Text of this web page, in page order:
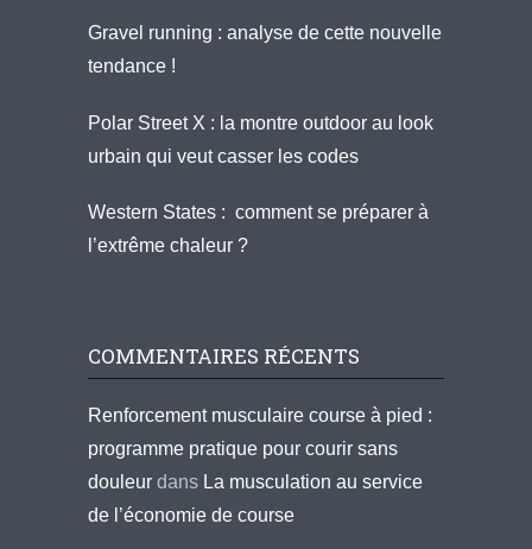
Gravel running : analyse de cette nouvelle
tendance !
Polar Street X : la montre outdoor au look
urbain qui veut casser les codes
Western States : comment se préparer à
l’extrême chaleur ?
COMMENTAIRES RÉCENTS
Renforcement musculaire course à pied :
programme pratique pour courir sans
douleur dans La musculation au service
de l’économie de course